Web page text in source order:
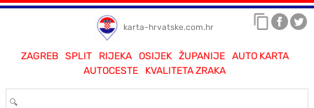
karta-hrvatske.com.hr
ZAGREB SPLIT RIJEKA OSIJEK ŽUPANIJE
AUTO KARTA
AUTOCESTE
KVALITETA ZRAKA